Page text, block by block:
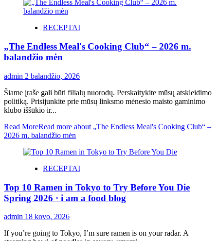
RECEPTAI
„The Endless Meal's Cooking Club“ – 2026 m.
balandžio mėn
admin 2 balandžio, 2026
Šiame įraše gali būti filialų nuorodų. Perskaitykite mūsų atskleidimo
politiką. Prisijunkite prie mūsų linksmo mėnesio maisto gaminimo
klubo iššūkio ir...
Read MoreRead more about „The Endless Meal's Cooking Club“ –
2026 m. balandžio mėn
RECEPTAI
Top 10 Ramen in Tokyo to Try Before You Die
Spring 2026 · i am a food blog
admin 18 kovo, 2026
If you’re going to Tokyo, I’m sure ramen is on your radar. A